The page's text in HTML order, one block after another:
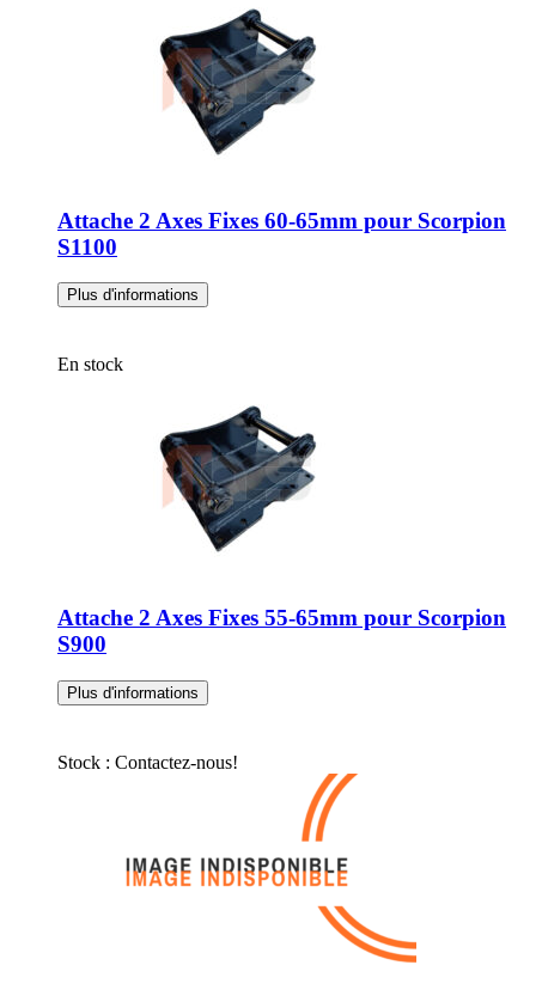
Attache 2 Axes Fixes 60-65mm pour Scorpion
S1100
Plus d'informations
En stock
Attache 2 Axes Fixes 55-65mm pour Scorpion
S900
Plus d'informations
Stock : Contactez-nous!